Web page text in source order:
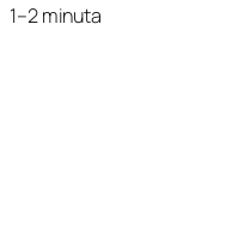
1–2 minuta